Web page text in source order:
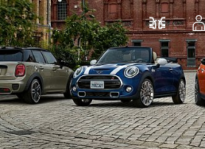
Przejdź do głównej treści